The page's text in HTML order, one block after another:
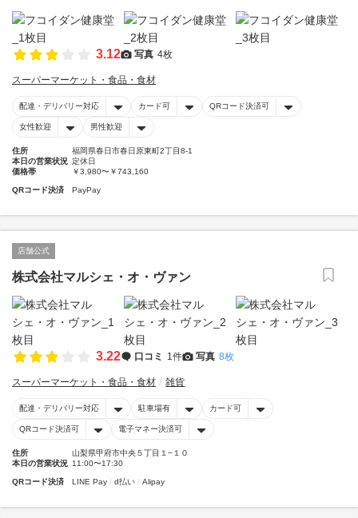
3.12 写真 4枚
スーパーマーケット・食品・食材
配達・デリバリー対応 カード可 QRコード決済可
女性歓迎 男性歓迎
住所
福岡県春日市春日原東町2丁目8-1
本日の営業状況 定休日
価格帯
￥3,980〜￥743,160
QRコード決済 PayPay
店舗公式
株式会社マルシェ・オ・ヴァン
3.22 口コミ 1件 写真 8枚
スーパーマーケット・食品・食材 雑貨
配達・デリバリー対応 駐車場有 カード可
QRコード決済可 電子マネー決済可
住所
山梨県甲府市中央５丁目１−１０
本日の営業状況 11:00〜17:30
QRコード決済 LINE Pay d払い Alipay